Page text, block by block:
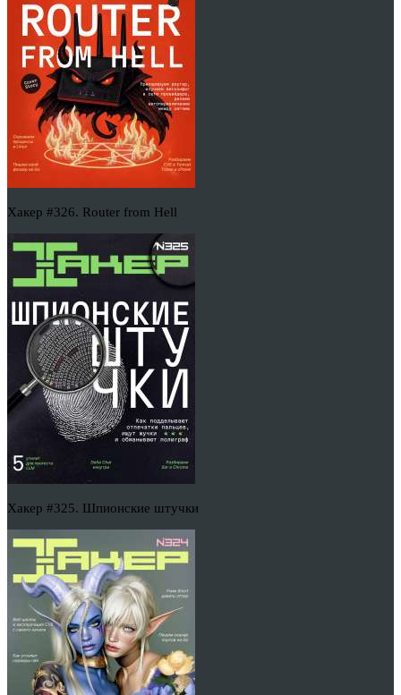
Хакер #326. Router from Hell
Хакер #325. Шпионские штучки